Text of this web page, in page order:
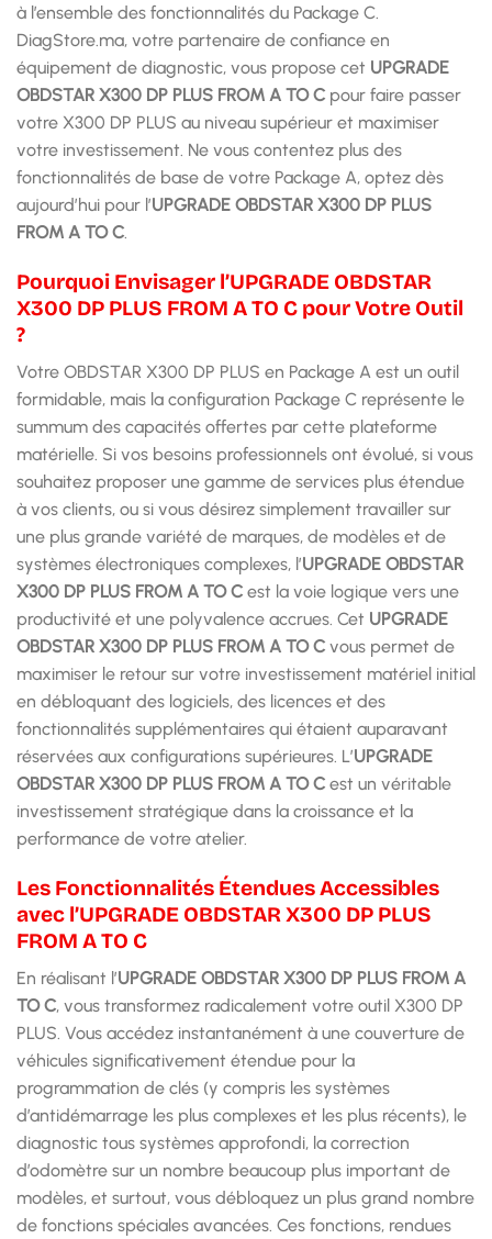
à l’ensemble des fonctionnalités du Package C.
DiagStore.ma, votre partenaire de confiance en
équipement de diagnostic, vous propose cet UPGRADE
OBDSTAR X300 DP PLUS FROM A TO C pour faire passer
votre X300 DP PLUS au niveau supérieur et maximiser
votre investissement. Ne vous contentez plus des
fonctionnalités de base de votre Package A, optez dès
aujourd’hui pour l’UPGRADE OBDSTAR X300 DP PLUS
FROM A TO C
Pourquoi Envisager l’UPGRADE OBDSTAR
X300 DP PLUS FROM A TO C pour Votre Outil
?
Votre OBDSTAR X300 DP PLUS en Package A est un outil
formidable, mais la configuration Package C représente le
summum des capacités offertes par cette plateforme
matérielle. Si vos besoins professionnels ont évolué, si vous
souhaitez proposer une gamme de services plus étendue
à vos clients, ou si vous désirez simplement travailler sur
une plus grande variété de marques, de modèles et de
systèmes électroniques complexes, l’UPGRADE OBDSTAR
X300 DP PLUS FROM A TO C est la voie logique vers une
productivité et une polyvalence accrues. Cet UPGRADE
OBDSTAR X300 DP PLUS FROM A TO C vous permet de
maximiser le retour sur votre investissement matériel initial
en débloquant des logiciels, des licences et des
fonctionnalités supplémentaires qui étaient auparavant
réservées aux configurations supérieures. L’UPGRADE
OBDSTAR X300 DP PLUS FROM A TO C est un véritable
investissement stratégique dans la croissance et la
performance de votre atelier.
Les Fonctionnalités Étendues Accessibles
avec l’UPGRADE OBDSTAR X300 DP PLUS
FROM A TO C
En réalisant l’UPGRADE OBDSTAR X300 DP PLUS FROM A
TO C, vous transformez radicalement votre outil X300 DP
PLUS. Vous accédez instantanément à une couverture de
véhicules significativement étendue pour la
programmation de clés (y compris les systèmes
d’antidémarrage les plus complexes et les plus récents), le
diagnostic tous systèmes approfondi, la correction
d’odomètre sur un nombre beaucoup plus important de
modèles, et surtout, vous débloquez un plus grand nombre
de fonctions spéciales avancées. Ces fonctions, rendues